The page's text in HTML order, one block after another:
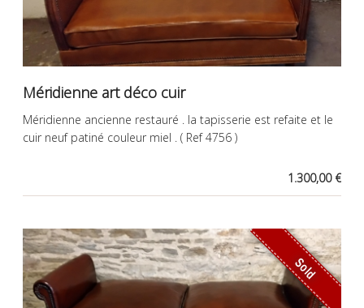
Méridienne art déco cuir
Méridienne ancienne restauré . la tapisserie est refaite et le
cuir neuf patiné couleur miel . ( Ref 4756 )
1.300,00 €
Sold